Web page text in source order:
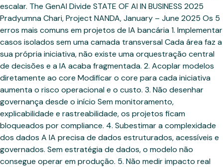
escalar. The GenAI Divide STATE OF AI IN BUSINESS 2025
Pradyumna Chari, Project NANDA, January – June 2025 Os 5
erros mais comuns em projetos de IA bancária 1. Implementar
casos isolados sem uma camada transversal Cada área faz a
sua própria iniciativa, não existe uma orquestração central
de decisões e a IA acaba fragmentada. 2. Acoplar modelos
diretamente ao core Modificar o core para cada iniciativa
aumenta o risco operacional e o custo. 3. Não desenhar
governança desde o início Sem monitoramento,
explicabilidade e rastreabilidade, os projetos ficam
bloqueados por compliance. 4. Subestimar a complexidade
dos dados A IA precisa de dados estruturados, acessíveis e
governados. Sem estratégia de dados, o modelo não
consegue operar em produção. 5. Não medir impacto real